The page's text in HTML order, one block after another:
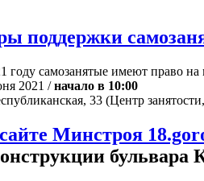
поддержки
году самозанятые имеют право на
2021 /начало в 10:00
33 (Центр
Минстроя
бульвара